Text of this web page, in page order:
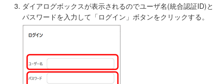
ダイアログボックスが表示されるのでユーザ名(統合認証ID)と
パスワードを入力して「ログイン」ボタンをクリックする。